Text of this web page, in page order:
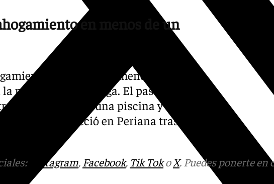
en menos de un
mortal de un menor
provincia de Málaga. El pasado 22
años murió en una piscina y tan
años falleció en Periana tras
Instagram, Facebook, Tik TokoX. Puedes ponerte